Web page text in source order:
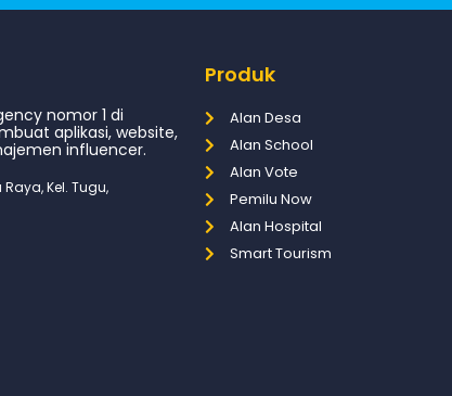
nomor 1 di
aplikasi, website,
influencer.
Kel. Tugu,
Produk
Alan Desa
Alan School
Alan Vote
Pemilu Now
Alan Hospital
Smart Tourism